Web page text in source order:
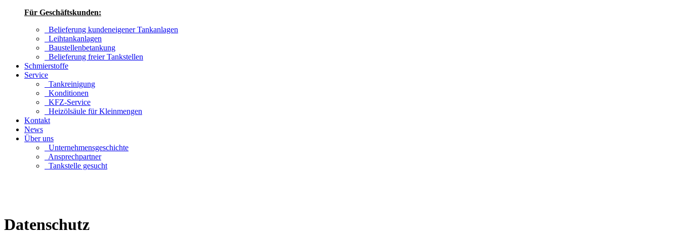
Für Geschäftskunden:
Belieferung kundeneigener Tankanlagen
Leihtankanlagen
Baustellenbetankung
Belieferung freier Tankstellen
Schmierstoffe
Service
Tankreinigung
Konditionen
KFZ-Service
Heizölsäule für Kleinmengen
Kontakt
News
Über uns
Unternehmensgeschichte
Ansprechpartner
Tankstelle gesucht
Datenschutz